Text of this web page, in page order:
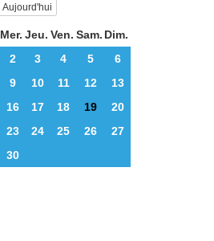
Aujourd'hui
Mer. Jeu. Ven. Sam. Dim.
2 3 4 5
6
9 10 11 12
13
16 17 18 19
20
23 24 25 26
27
30